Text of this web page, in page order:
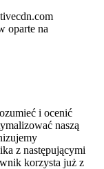
oparte na
i ocenić
naszą
z następującymi
korzysta już z